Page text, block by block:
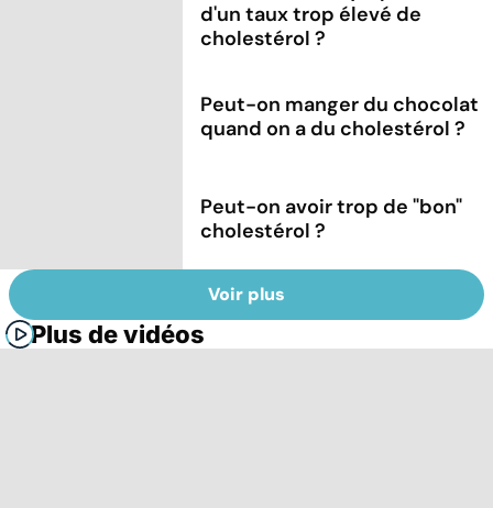
d'un taux trop élevé de
cholestérol ?
Peut-on manger du chocolat
quand on a du cholestérol ?
Peut-on avoir trop de "bon"
cholestérol ?
Voir plus
Plus de vidéos